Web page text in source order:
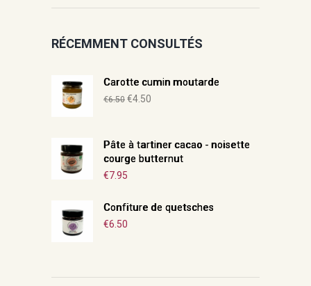
RÉCEMMENT CONSULTÉS
Carotte cumin moutarde
€6.50 Le
était :
€6.50.
€4.50
est :
€4.50.
Pâte à tartiner cacao - noisette
courge butternut
€7.95
Confiture de quetsches
€6.50